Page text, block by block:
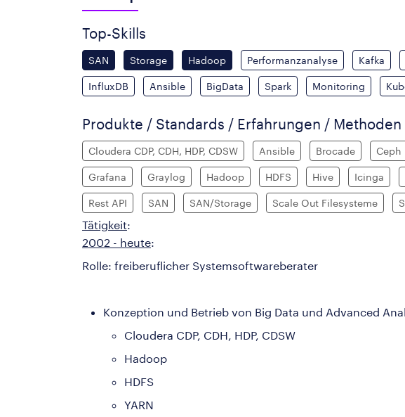
Top-Skills
SAN Storage Hadoop Performanzanalyse Kafka
InfluxDB Ansible BigData Spark Monitoring
Produkte / Standards / Erfahrungen / Methoden
Cloudera CDP, CDH, HDP, CDSW Ansible Brocade Ceph
Grafana Graylog Hadoop HDFS Hive Icinga
Rest API SAN SAN/Storage Scale Out Filesysteme
Tätigkeit:
2002 - heute:
Rolle: freiberuflicher Systemsoftwareberater
Konzeption und Betrieb von Big Data und Advanced
Cloudera CDP, CDH, HDP, CDSW
Hadoop
HDFS
YARN